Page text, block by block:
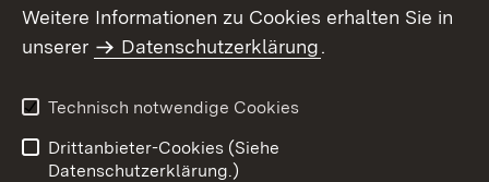
Benutzungshinweise
Erklärung zur
Weitere Informationen zu Cookies erhalten Sie in
unserer
Datenschutzerklärung.
Technisch notwendige Cookies
Drittanbieter-Cookies (Siehe
Datenschutzerklärung.)